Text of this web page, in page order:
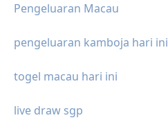
Pengeluaran Macau
pengeluaran kamboja hari ini
togel macau hari ini
live draw sgp